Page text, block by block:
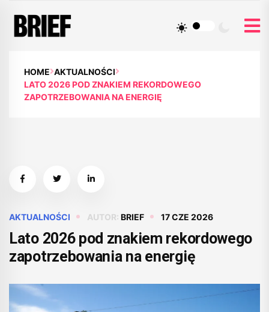
HOME AKTUALNOŚCI
LATO 2026 POD ZNAKIEM REKORDOWEGO
ZAPOTRZEBOWANIA NA ENERGIĘ
AKTUALNOŚCI AUTOR: BRIEF 17 CZE 2026
Lato 2026 pod znakiem rekordowego
zapotrzebowania na energię